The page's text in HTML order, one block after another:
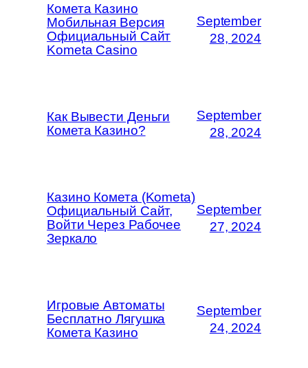
Комета Казино
Мобильная Версия
Официальный Сайт
Kometa Casino
September
28, 2024
Как Вывести Деньги
Комета Казино?
September
28, 2024
Казино Комета (Kometa)
Официальный Сайт,
Войти Через Рабочее
Зеркало
September
27, 2024
Игровые Автоматы
Бесплатно Лягушка
Комета Казино
September
24, 2024